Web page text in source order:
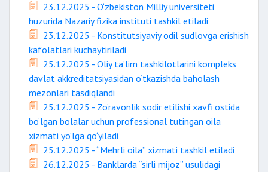
23.12.2025 - O‘zbekiston Milliy universiteti
huzurida Nazariy fizika instituti tashkil etiladi
23.12.2025 - Konstitutsiyaviy odil sudlovga erishish
kafolatlari kuchaytiriladi
25.12.2025 - Oliy ta’lim tashkilotlarini kompleks
davlat akkreditatsiyasidan o‘tkazishda baholash
mezonlari tasdiqlandi
25.12.2025 - Zo‘ravonlik sodir etilishi xavfi ostida
bo‘lgan bolalar uchun professional tutingan oila
xizmati yo‘lga qo‘yiladi
25.12.2025 - “Mehrli oila” xizmati tashkil etiladi
26.12.2025 - Banklarda “sirli mijoz” usulidagi